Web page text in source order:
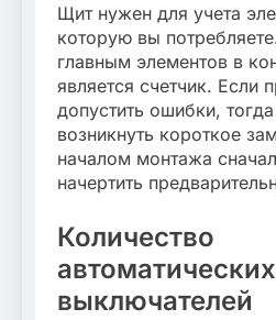
Щит нужен для учета
которую вы
главным элементов в
является счетчик. Если
допустить ошибки,
возникнуть короткое
началом монтажа
начертить
Количество
автоматических
выключателей